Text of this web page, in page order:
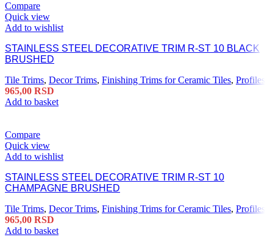
Compare
Quick view
Add to wishlist
STAINLESS STEEL DECORATIVE TRIM R-ST 10 BLACK
BRUSHED
Tile Trims, Decor Trims, Finishing Trims for Ceramic Tiles, Profiles
965,00 RSD
Add to basket
Compare
Quick view
Add to wishlist
STAINLESS STEEL DECORATIVE TRIM R-ST 10
CHAMPAGNE BRUSHED
Tile Trims, Decor Trims, Finishing Trims for Ceramic Tiles, Profiles
965,00 RSD
Add to basket